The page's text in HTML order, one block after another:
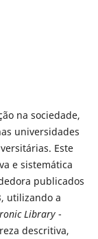
na sociedade,
universidades
Este
e sistemática
publicados
utilizando a
Library-
descritiva,